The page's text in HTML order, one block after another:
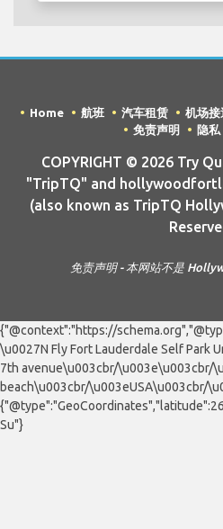
Home 航班 汽车租赁 机场接
免责声明
隐私
COPYRIGHT © 2026 Try
"TripTQ" and
(also known as TripTQ
免责声明 - 本网站不是
{"@context":"https://
\u0027N Fly Fort Lauderdale Self Park
7th avenue\u003cbr/\u003e\u003cbr/
beach\u003cbr/\u003eUSA\u003cbr/
Su"}